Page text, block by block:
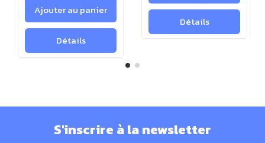
Nous recommandons nos câbles pré-montés GL de
différentes longueurs :GL20 (20cm), GL100(1m),
GL200
GL500(5m),
Ajouter au panier
Détails
Détails
S'inscrire à la newsletter